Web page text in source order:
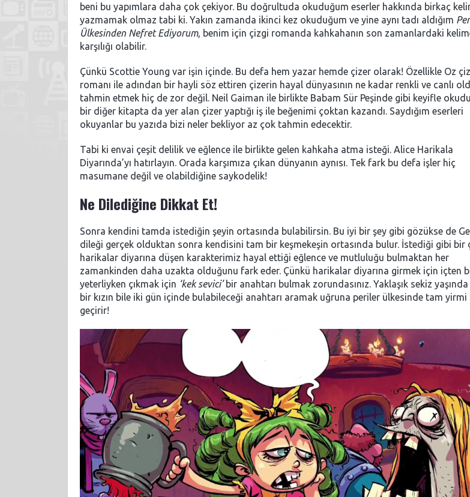
beni bu yapımlara daha çok çekiyor. Bu doğrultuda okuduğum eserler hakkında birkaç
yazmamak olmaz tabi ki. Yakın zamanda ikinci kez okuduğum ve yine aynı tadı aldığım
Ülkesinden Nefret Ediyorum, benim için çizgi romanda kahkahanın son zamanlardaki
karşılığı olabilir.
Çünkü Scottie Young var işin içinde. Bu defa hem yazar hemde çizer olarak! Özellikle Oz
romanı ile adından bir hayli söz ettiren çizerin hayal dünyasının ne kadar renkli ve canlı
tahmin etmek hiç de zor değil. Neil Gaiman ile birlikte Babam Sür Peşinde gibi keyifle
bir diğer kitapta da yer alan çizer yaptığı iş ile beğenimi çoktan kazandı. Saydığım eserleri
okuyanlar bu yazıda bizi neler bekliyor az çok tahmin edecektir.
Tabi ki envai çeşit delilik ve eğlence ile birlikte gelen kahkaha atma isteği. Alice Harikala
Diyarında’yı hatırlayın. Orada karşımıza çıkan dünyanın aynısı. Tek fark bu defa işler hiç
masumane değil ve olabildiğine saykodelik!
Ne Dilediğine Dikkat Et!
Sonra kendini tamda istediğin şeyin ortasında bulabilirsin. Bu iyi bir şey gibi gözükse de
dileği gerçek olduktan sonra kendisini tam bir keşmekeşin ortasında bulur. İstediği gibi bir
harikalar diyarına düşen karakterimiz hayal ettiği eğlence ve mutluluğu bulmaktan her
zamankinden daha uzakta olduğunu fark eder. Çünkü harikalar diyarına girmek için içten
yeterliyken çıkmak için ‘kek sevici’bir anahtarı bulmak zorundasınız. Yaklaşık sekiz
bir kızın bile iki gün içinde bulabileceği anahtarı aramak uğruna periler ülkesinde tam yirmi
geçirir!